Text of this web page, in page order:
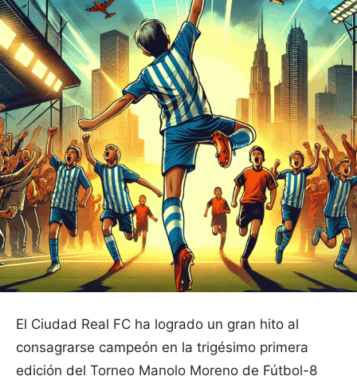
El Ciudad Real FC ha logrado un gran hito al
consagrarse campeón en la trigésimo primera
edición del Torneo Manolo Moreno de Fútbol-8